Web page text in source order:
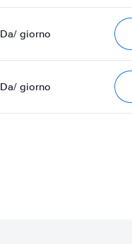
Da/ giorno
Da/ giorno